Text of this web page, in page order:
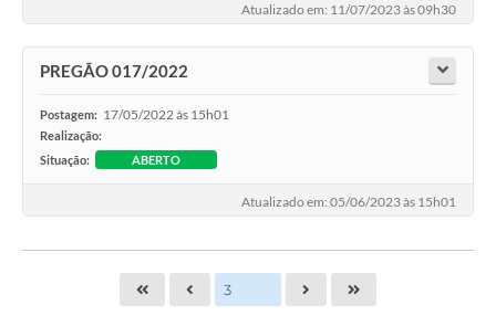
Atualizado em: 11/07/2023 às 09h30
PREGÃO 017/2022
Postagem: 17/05/2022 às 15h01
Realização:
Situação:
ABERTO
Atualizado em: 05/06/2023 às 15h01